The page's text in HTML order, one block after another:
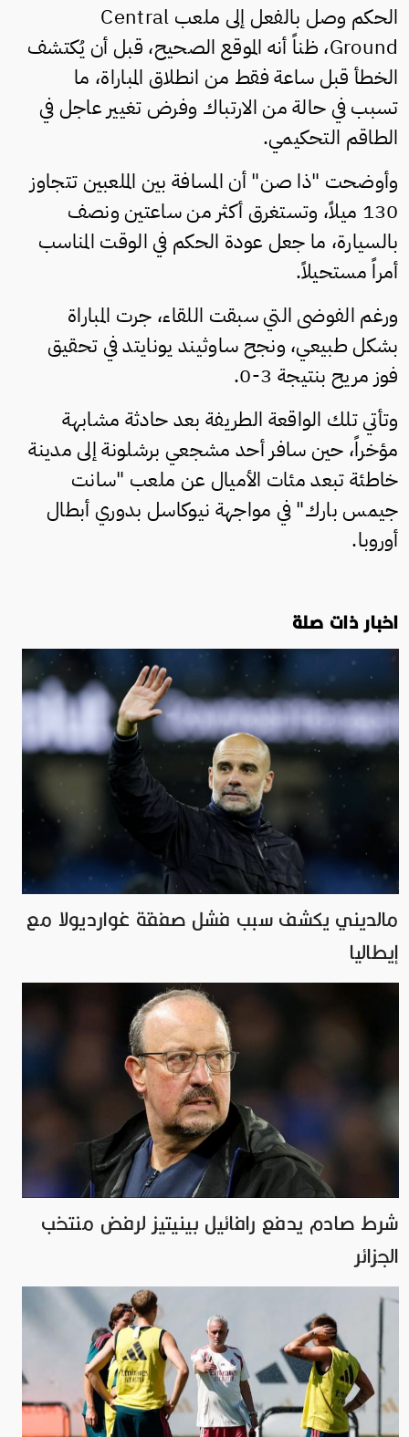
الحكم وصل بالفعل إلى ملعب Central
Ground، ظناً أنه الموقع الصحيح، قبل أن يُكتشف
الخطأ قبل ساعة فقط من انطلاق المباراة، ما
تسبب في حالة من الارتباك وفرض تغيير عاجل في
الطاقم التحكيمي.
وأوضحت "ذا صن" أن المسافة بين الملعبين تتجاوز
130 ميلاً، وتستغرق أكثر من ساعتين ونصف
بالسيارة، ما جعل عودة الحكم في الوقت المناسب
أمراً مستحيلاً.
ورغم الفوضى التي سبقت اللقاء، جرت المباراة
بشكل طبيعي، ونجح ساوثيند يونايتد في تحقيق
فوز مريح بنتيجة 3-0.
وتأتي تلك الواقعة الطريفة بعد حادثة مشابهة
مؤخراً، حين سافر أحد مشجعي برشلونة إلى مدينة
خاطئة تبعد مئات الأميال عن ملعب "سانت
جيمس بارك" في مواجهة نيوكاسل بدوري أبطال
أوروبا.
اخبار ذات صلة
مالديني يكشف سبب فشل صفقة غوارديولا مع
إيطاليا
شرط صادم يدفع رافائيل بينيتيز لرفض منتخب
الجزائر